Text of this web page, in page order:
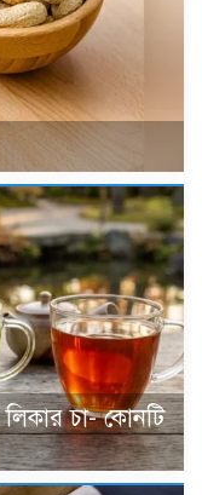
লিকার চা- কোনটি